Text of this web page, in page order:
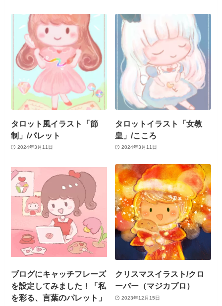
タロット風イラスト「節
制」/パレット
2024年3月11日
タロットイラスト「女教
皇」/こころ
2024年3月11日
ブログにキャッチフレーズ
を設定してみました！「私
を彩る、言葉のパレット」
クリスマスイラスト/クロ
ーバー（マジカプロ）
2023年12月15日